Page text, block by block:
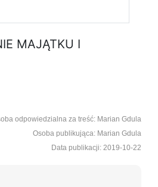
MAJĄTKU I
odpowiedzialna za treść: Marian Gdula
Osoba publikująca: Marian Gdula
Data publikacji: 2019-10-22